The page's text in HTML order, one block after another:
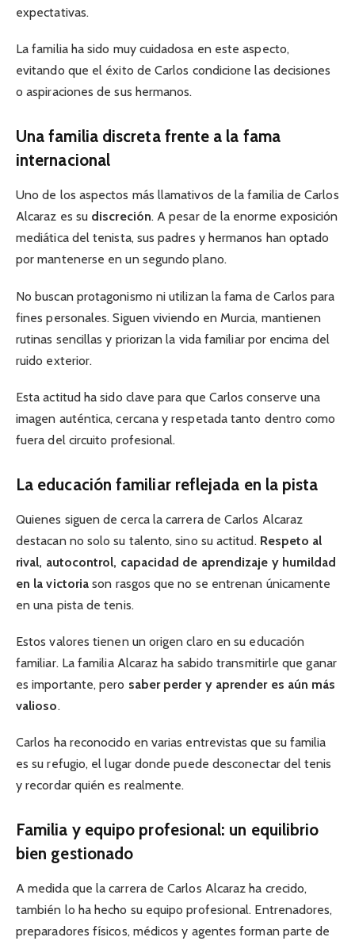
expectativas.
La familia ha sido muy cuidadosa en este aspecto,
evitando que el éxito de Carlos condicione las decisiones
o aspiraciones de sus hermanos.
Una familia discreta frente a la fama
internacional
Uno de los aspectos más llamativos de la familia de Carlos
Alcaraz es su discreción. A pesar de la enorme exposición
mediática del tenista, sus padres y hermanos han optado
por mantenerse en un segundo plano.
No buscan protagonismo ni utilizan la fama de Carlos para
fines personales. Siguen viviendo en Murcia, mantienen
rutinas sencillas y priorizan la vida familiar por encima del
ruido exterior.
Esta actitud ha sido clave para que Carlos conserve una
imagen auténtica, cercana y respetada tanto dentro como
fuera del circuito profesional.
La educación familiar reflejada en la pista
Quienes siguen de cerca la carrera de Carlos Alcaraz
destacan no solo su talento, sino su actitud. Respeto al
rival, autocontrol, capacidad de aprendizaje y humildad
en la victoria son rasgos que no se entrenan únicamente
en una pista de tenis.
Estos valores tienen un origen claro en su educación
familiar. La familia Alcaraz ha sabido transmitirle que ganar
es importante, pero saber perder y aprender es aún más
valioso.
Carlos ha reconocido en varias entrevistas que su familia
es su refugio, el lugar donde puede desconectar del tenis
y recordar quién es realmente.
Familia y equipo profesional: un equilibrio
bien gestionado
A medida que la carrera de Carlos Alcaraz ha crecido,
también lo ha hecho su equipo profesional. Entrenadores,
preparadores físicos, médicos y agentes forman parte de